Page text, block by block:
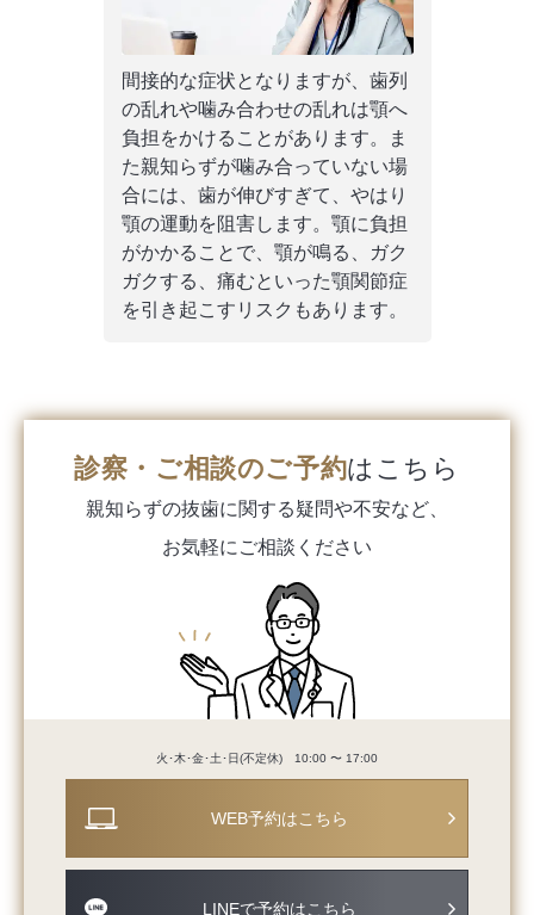
間接的な症状となりますが、歯列
の乱れや噛み合わせの乱れは顎へ
負担をかけることがあります。ま
た親知らずが噛み合っていない場
合には、歯が伸びすぎて、やはり
顎の運動を阻害します。顎に負担
がかかることで、顎が鳴る、ガク
ガクする、痛むといった顎関節症
を引き起こすリスクもあります。
診察・ご相談のご予約はこちら
親知らずの抜歯に関する疑問や不安など、
お気軽にご相談ください
火･木･金･土･日(不定休) 10:00 〜 17:00
WEB予約はこちら
LINEで予約はこちら